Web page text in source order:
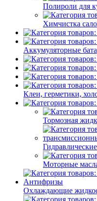
Полироли для
Химчистка
Аккумуляторные
Клеи, герметики,
Тормозная
Моторные
Охлаждающие